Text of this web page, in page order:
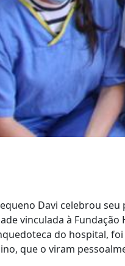
Davi celebrou
vinculada à
do hospital,
que o viram